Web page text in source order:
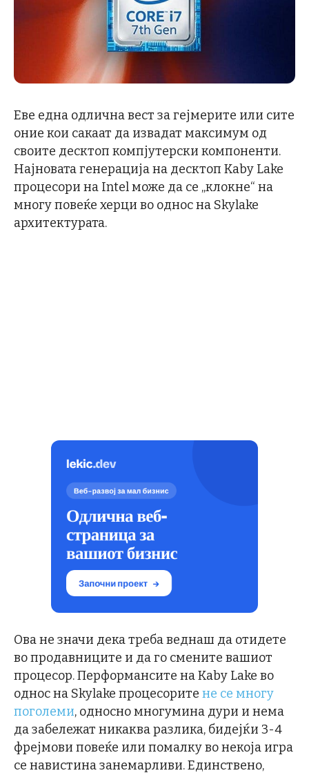
Еве една одлична вест за гејмерите или сите
оние кои сакаат да извадат максимум од
своите десктоп компјутерски компоненти.
Најновата генерација на десктоп Kaby Lake
процесори на Intel може да се „клокне“ на
многу повеќе херци во однос на Skylake
архитектурата.
Ова не значи дека треба веднаш да отидете
во продавниците и да го смените вашиот
процесор. Перформансите на Kaby Lake во
однос на Skylake процесорите не се многу
поголеми, односно многумина дури и нема
да забележат никаква разлика, бидејќи 3-4
фрејмови повеќе или помалку во некоја игра
се навистина занемарливи. Единствено,